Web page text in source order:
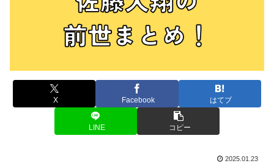
X Facebook はてブ
LINE コピー
2025.01.23